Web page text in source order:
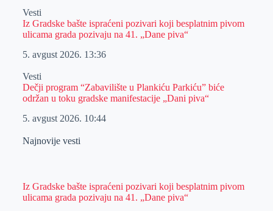
Vesti
Iz Gradske bašte ispraćeni pozivari koji besplatnim pivom
ulicama grada pozivaju na 41. „Dane piva“
5. avgust 2026. 13:36
Vesti
Dečji program “Zabavilište u Plankiću Parkiću” biće
održan u toku gradske manifestacije „Dani piva“
5. avgust 2026. 10:44
Najnovije vesti
Iz Gradske bašte ispraćeni pozivari koji besplatnim pivom
ulicama grada pozivaju na 41. „Dane piva“